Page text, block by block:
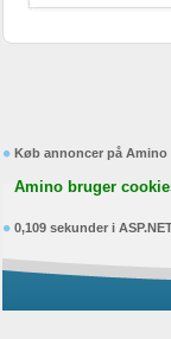
Køb annoncer på Amino
Amino bruger
0,109 sekunder i